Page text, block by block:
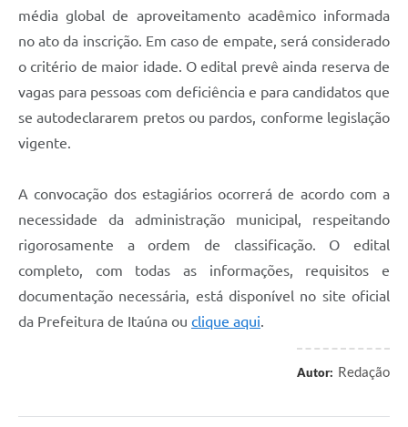
média global de aproveitamento acadêmico informada
no ato da inscrição. Em caso de empate, será considerado
o critério de maior idade. O edital prevê ainda reserva de
vagas para pessoas com deficiência e para candidatos que
se autodeclararem pretos ou pardos, conforme legislação
vigente.
A convocação dos estagiários ocorrerá de acordo com a
necessidade da administração municipal, respeitando
rigorosamente a ordem de classificação. O edital
completo, com todas as informações, requisitos e
documentação necessária, está disponível no site oficial
da Prefeitura de Itaúna ou clique aqui.
Autor: Redação